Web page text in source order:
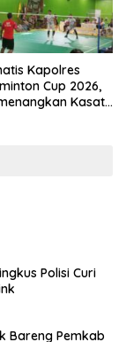
Kapolres
Cup 2026,
Kasat
Polisi Curi
Bareng Pemkab